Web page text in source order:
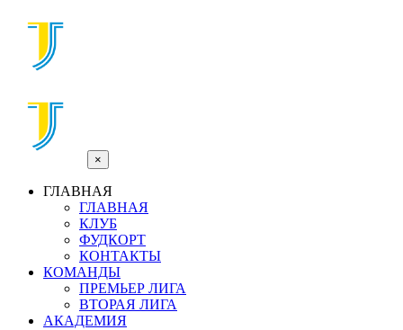
×
ГЛАВНАЯ
ГЛАВНАЯ
КЛУБ
ФУДКОРТ
КОНТАКТЫ
КОМАНДЫ
ПРЕМЬЕР ЛИГА
ВТОРАЯ ЛИГА
АКАДЕМИЯ